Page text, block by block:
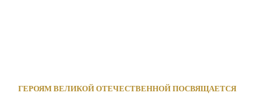
ГЕРОЯМ ВЕЛИКОЙ ОТЕЧЕСТВЕННОЙ ПОСВЯЩАЕТСЯ